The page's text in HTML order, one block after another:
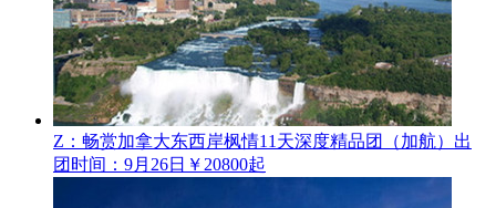
Z：畅赏加拿大东西岸枫情11天深度精品团（加航） 出
团时间：9月26日 ￥20800起